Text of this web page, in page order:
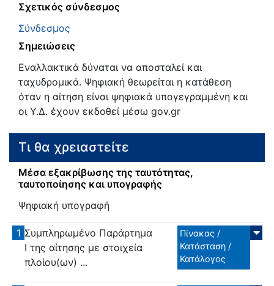
Σχετικός σύνδεσμος
Σύνδεσμος
Σημειώσεις
Εναλλακτικά δύναται να αποσταλεί και
ταχυδρομικά. Ψηφιακή θεωρείται η κατάθεση
όταν η αίτηση είναι ψηφιακά υπογεγραμμένη και
οι Υ.Δ. έχουν εκδοθεί μέσω gov.gr
Τι θα χρειαστείτε
Μέσα εξακρίβωσης της ταυτότητας,
ταυτοποίησης και υπογραφής
Ψηφιακή υπογραφή
1 Συμπληρωμένο Παράρτημα
Ι της αίτησης με στοιχεία
πλοίου(ων) ...
Πίνακας /
Κατάσταση /
Κατάλογος